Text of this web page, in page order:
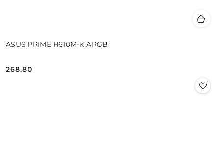
ASUS PRIME H610M-K ARGB
Cena:
268.80